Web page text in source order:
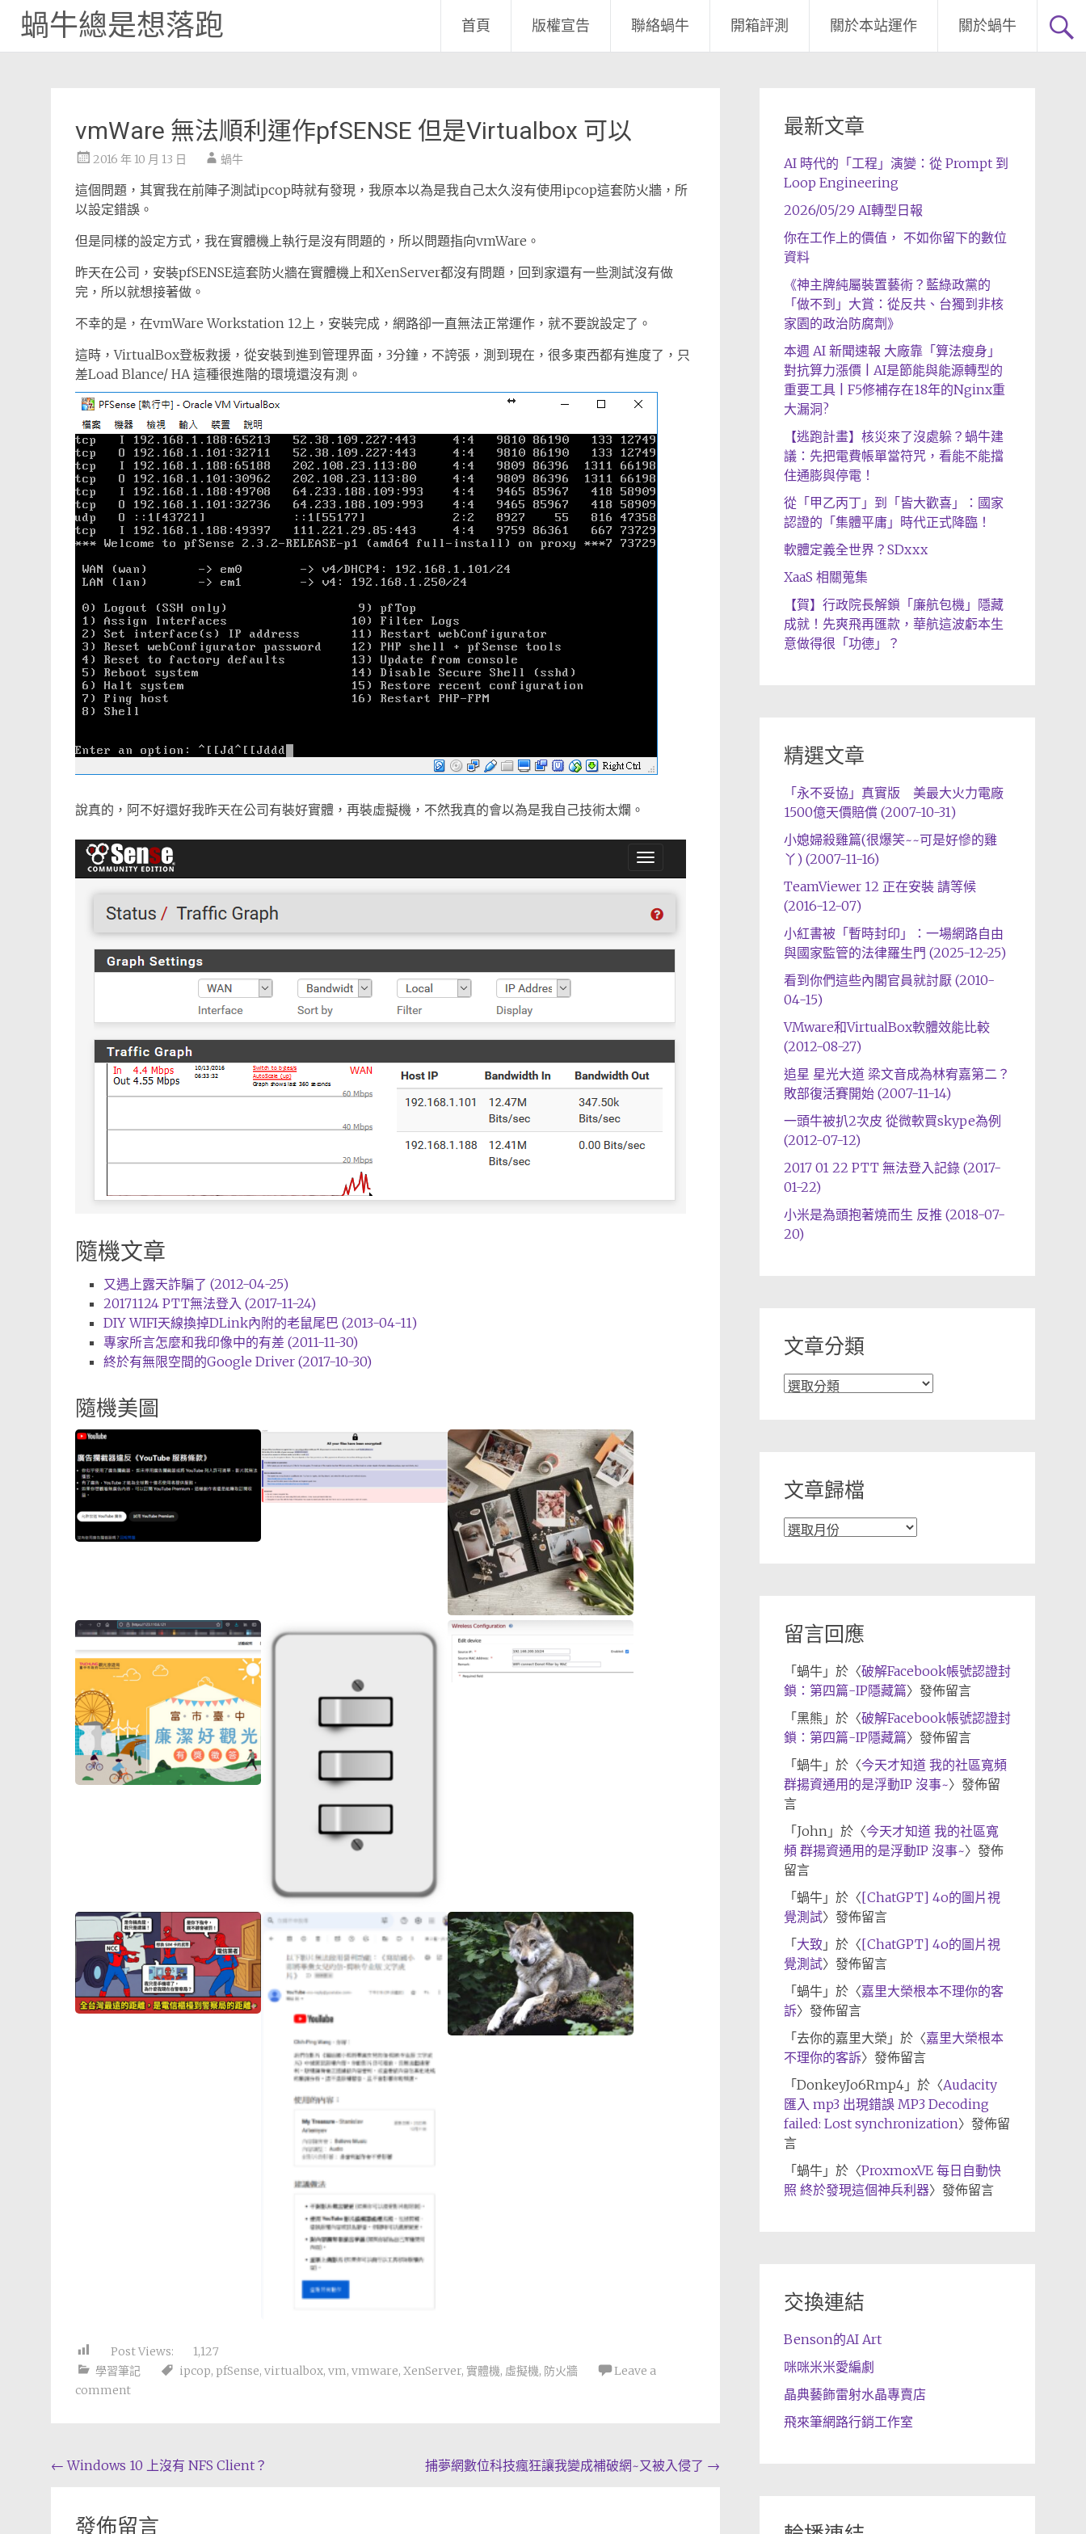
蝸牛總是想落跑 首頁 版權宣告 聯絡蝸牛 開箱評測 關於本站運作 關於蝸牛
vmWare 無法順利運作pfSENSE 但是Virtualbox 可以
2016 年 10 月 13 日 蝸牛
這個問題，其實我在前陣子測試ipcop時就有發現，我原本以為是我自己太久沒有使用ipcop這套防火牆，所
以設定錯誤。
但是同樣的設定方式，我在實體機上執行是沒有問題的，所以問題指向vmWare。
昨天在公司，安裝pfSENSE這套防火牆在實體機上和XenServer都沒有問題，回到家還有一些測試沒有做
完，所以就想接著做。
不幸的是，在vmWare Workstation 12上，安裝完成，網路卻一直無法正常運作，就不要說設定了。
這時，VirtualBox登板救援，從安裝到進到管理界面，3分鐘，不誇張，測到現在，很多東西都有進度了，只
差Load Blance/ HA 這種很進階的環境還沒有測。
說真的，阿不好還好我昨天在公司有裝好實體，再裝虛擬機，不然我真的會以為是我自己技術太爛。
隨機文章
又遇上露天詐騙了 (2012-04-25)
20171124 PTT無法登入 (2017-11-24)
DIY WIFI天線換掉DLink內附的老鼠尾巴 (2013-04-11)
專家所言怎麼和我印像中的有差 (2011-11-30)
終於有無限空間的Google Driver (2017-10-30)
隨機美圖
Post Views:
1,127
學習筆記
ipcop, pfSense, virtualbox, vm, vmware, XenServer, 實體機, 虛擬機, 防火牆
Leave a
comment
Post
← Windows 10 上沒有 NFS Client？ 捕夢網數位科技瘋狂讓我變成補破網~又被入侵了 →
發佈留言
最新文章
AI 時代的「工程」演變：從 Prompt 到
Loop Engineering
2026/05/29 AI轉型日報
你在工作上的價值， 不如你留下的數位
資料
《神主牌純屬裝置藝術？藍綠政黨的
「做不到」大賞：從反共、台獨到非核
家園的政治防腐劑》
本週 AI 新聞速報 大廠靠「算法瘦身」
對抗算力漲價 | AI是節能與能源轉型的
重要工具 | F5修補存在18年的Nginx重
大漏洞?
【逃跑計畫】核災來了沒處躲？蝸牛建
議：先把電費帳單當符咒，看能不能擋
住通膨與停電！
從「甲乙丙丁」到「皆大歡喜」：國家
認證的「集體平庸」時代正式降臨！
軟體定義全世界？SDxxx
XaaS 相關蒐集
【賀】行政院長解鎖「廉航包機」隱藏
成就！先爽飛再匯款，華航這波虧本生
意做得很「功德」？
精選文章
「永不妥協」真實版 美最大火力電廠
1500億天價賠償 (2007-10-31)
小媳婦殺雞篇(很爆笑~~可是好慘的雞
丫) (2007-11-16)
TeamViewer 12 正在安裝 請等候
(2016-12-07)
小紅書被「暫時封印」：一場網路自由
與國家監管的法律羅生門 (2025-12-25)
看到你們這些內閣官員就討厭 (2010-
04-15)
VMware和VirtualBox軟體效能比較
(2012-08-27)
追星 星光大道 梁文音成為林宥嘉第二？
敗部復活賽開始 (2007-11-14)
一頭牛被扒2次皮 從微軟買skype為例
(2012-07-12)
2017 01 22 PTT 無法登入記錄 (2017-
01-22)
小米是為頭抱著燒而生 反推 (2018-07-
20)
文章分類
文
文章歸檔
文
留言回應
「 蝸牛」於〈破解Facebook帳號認證封
鎖：第四篇-IP隱藏篇〉發佈留言
「 黑熊 」於〈破解Facebook帳號認證封
鎖：第四篇-IP隱藏篇〉發佈留言
「 蝸牛」於〈今天才知道 我的社區寬頻
群揚資通用的是浮動IP 沒事~〉發佈留
言
「 John」於〈今天才知道 我的社區寬
頻 群揚資通用的是浮動IP 沒事~〉發佈
留言
「 蝸牛」於〈[ChatGPT] 4o的圖片視
覺測試〉發佈留言
「 大致 」於〈[ChatGPT] 4o的圖片視
覺測試〉發佈留言
「 蝸牛」於〈嘉里大榮根本不理你的客
訴〉發佈留言
「 去你的嘉里大榮 」於〈嘉里大榮根本
不理你的客訴〉發佈留言
「 DonkeyJo6Rmp4」於〈Audacity
匯入 mp3 出現錯誤 MP3 Decoding
failed: Lost synchronization〉發佈留
言
「 蝸牛」於〈ProxmoxVE 每日自動快
照 終於發現這個神兵利器〉發佈留言
交換連結
Benson的AI Art
咪咪米米愛編劇
晶典藝飾雷射水晶專賣店
飛來筆網路行銷工作室